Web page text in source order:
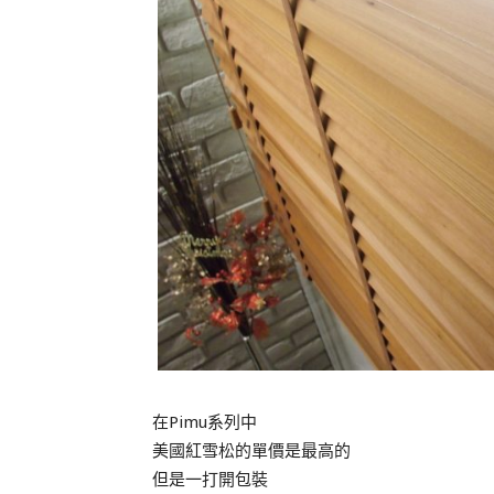
在Pimu系列中
美國紅雪松的單價是最高的
但是一打開包裝